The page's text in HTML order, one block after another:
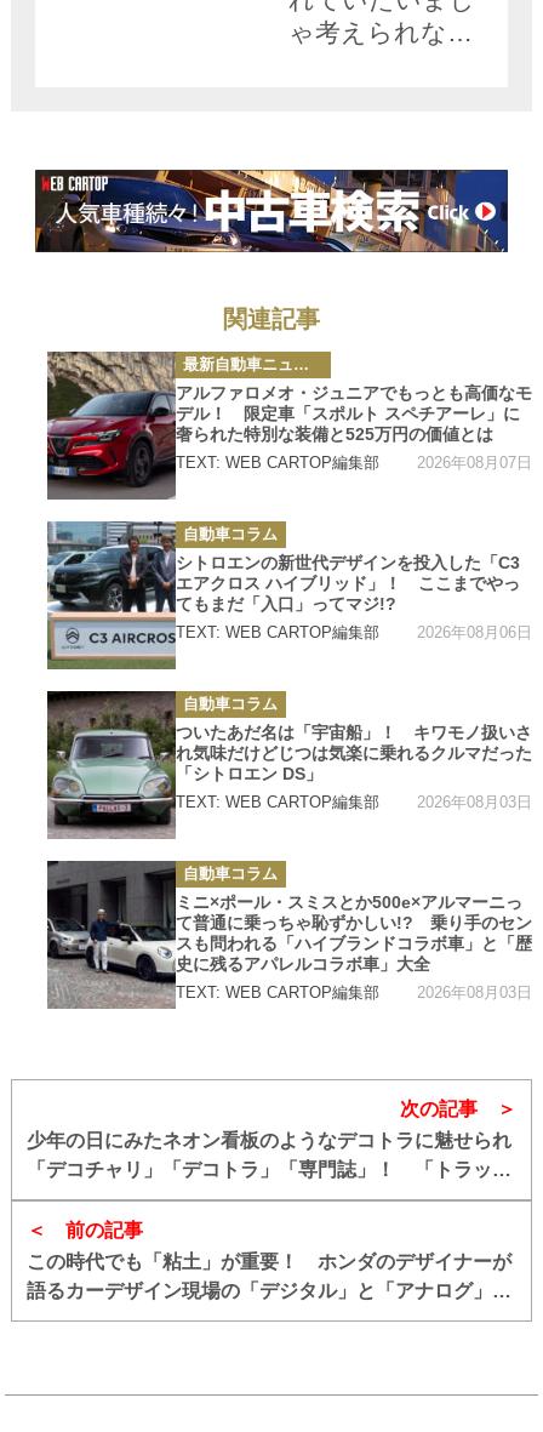
ゃ考えられない
関連記事
カ
テ
ゴ
リ
ー
最新自動車ニュース
アルファロメオ・ジュニアでもっとも高価なモ
デル！ 限定車「スポルト スペチアーレ」に
奢られた特別な装備と525万円の価値とは
TEXT: WEB CARTOP編集部 2026年08月07日
カ
テ
ゴ
リ
ー
自動車コラム
シトロエンの新世代デザインを投入した「C3
エアクロス ハイブリッド」！ ここまでやっ
てもまだ「入口」ってマジ!?
TEXT: WEB CARTOP編集部 2026年08月06日
カ
テ
ゴ
リ
ー
自動車コラム
ついたあだ名は「宇宙船」！ キワモノ扱いさ
れ気味だけどじつは気楽に乗れるクルマだった
「シトロエン DS」
TEXT: WEB CARTOP編集部 2026年08月03日
カ
テ
ゴ
リ
ー
自動車コラム
ミニ×ポール・スミスとか500e×アルマーニっ
て普通に乗っちゃ恥ずかしい!? 乗り手のセン
スも問われる「ハイブランドコラボ車」と「歴
史に残るアパレルコラボ車」大全
TEXT: WEB CARTOP編集部 2026年08月03日
前の記事
この時代でも「粘土」が重要！ ホンダのデザイナーが
語るカーデザイン現場の「デジタル」と「アナログ」の
協調
次の記事
少年の日にみたネオン看板のようなデコトラに魅せられ
「デコチャリ」「デコトラ」「専門誌」！ 「トラック
魂」編集長のデコトラ一筋人生